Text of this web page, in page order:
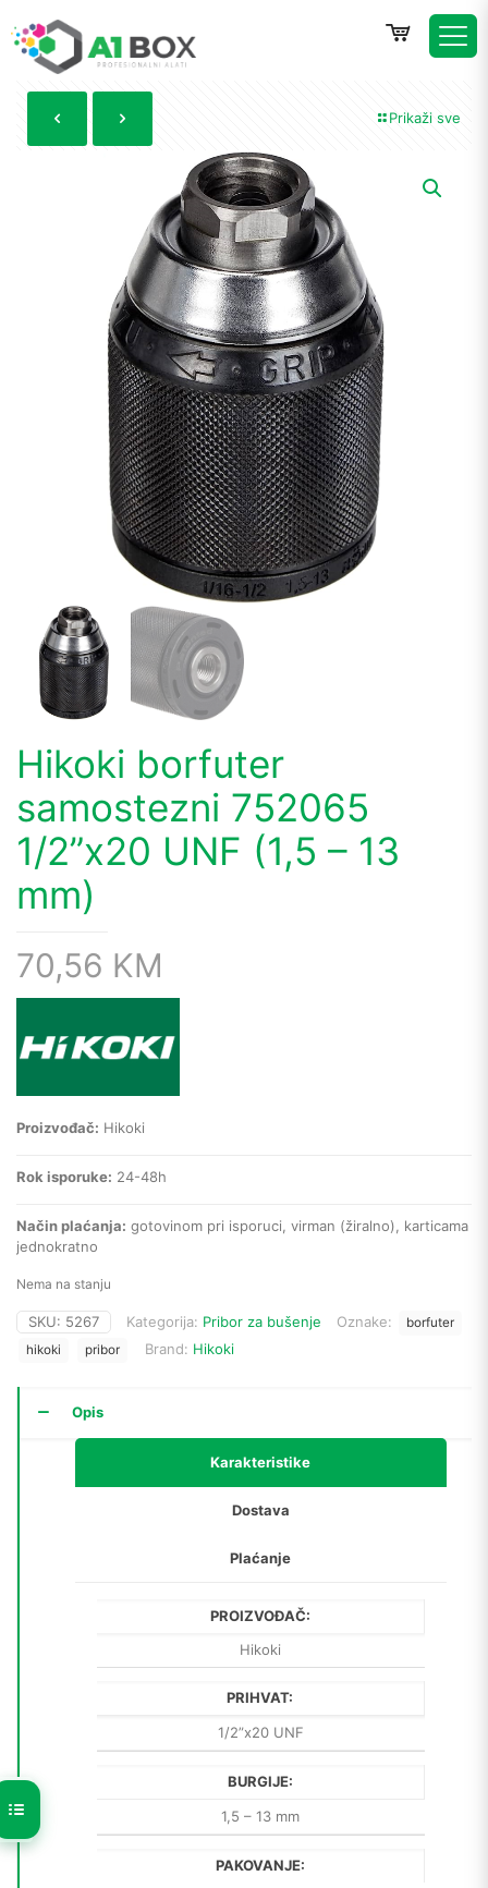
Prikaži sve
Hikoki borfuter
samostezni 752065
1/2”x20 UNF (1,5 – 13
mm)
70,56 KM
Proizvođač: Hikoki
Rok isporuke: 24-48h
Način plaćanja: gotovinom pri isporuci, virman (žiralno), karticama
jednokratno
Nema na stanju
SKU: 5267 Kategorija: Pribor za bušenje Oznake:
borfuter
hikoki
pribor Brand: Hikoki
Opis
Karakteristike
Dostava
Plaćanje
PROIZVOĐAČ:
Hikoki
PRIHVAT:
1/2”x20 UNF
BURGIJE:
1,5 – 13 mm
PAKOVANJE: